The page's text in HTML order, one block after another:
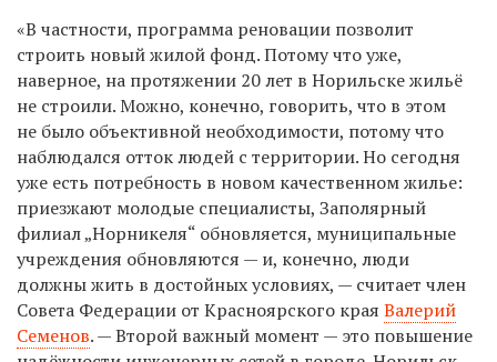
«В частности, программа реновации позволит
строить новый жилой фонд. Потому что уже,
наверное, на протяжении 20 лет в Норильске жильё
не строили. Можно, конечно, говорить, что в этом
не было объективной необходимости, потому что
наблюдался отток людей с территории. Но сегодня
уже есть потребность в новом качественном жилье:
приезжают молодые специалисты, Заполярный
филиал „Норникеля“ обновляется, муниципальные
учреждения обновляются — и, конечно, люди
должны жить в достойных условиях, — считает член
Совета Федерации от Красноярского края Валерий
Семенов. —Второй важный момент — это повышение